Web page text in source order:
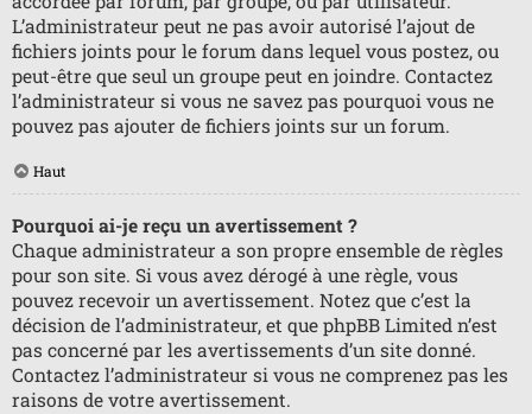
L’administrateur peut ne pas avoir autorisé l’ajout de
fichiers joints pour le forum dans lequel vous postez, ou
peut-être que seul un groupe peut en joindre. Contactez
l’administrateur si vous ne savez pas pourquoi vous ne
pouvez pas ajouter de fichiers joints sur un forum.
Haut
Pourquoi ai-je reçu un avertissement ?
Chaque administrateur a son propre ensemble de règles
pour son site. Si vous avez dérogé à une règle, vous
pouvez recevoir un avertissement. Notez que c’est la
décision de l’administrateur, et que phpBB Limited n’est
pas concerné par les avertissements d’un site donné.
Contactez l’administrateur si vous ne comprenez pas les
raisons de votre avertissement.